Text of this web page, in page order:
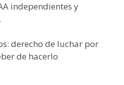
independientes y
derecho de luchar por
de hacerlo